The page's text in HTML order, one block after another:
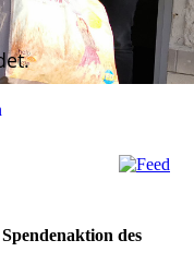
des